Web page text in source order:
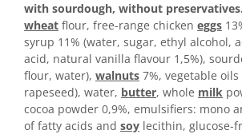
Horeca
Faina Profesionala
Fursecuri vrac
Congelate brutarie
Cadouri
Pachete Cadou
with sourdough, without
wheat flour, free-range chicken eggs
syrup 11% (water, sugar, ethyl alcohol,
acid, natural vanilla flavour 1,5%),
flour, water), walnuts 7%, vegetable
rapeseed), water, butter, whole milk
cocoa powder 0,9%, emulsifiers: mono
of fatty acids and soy lecithin, glucose-